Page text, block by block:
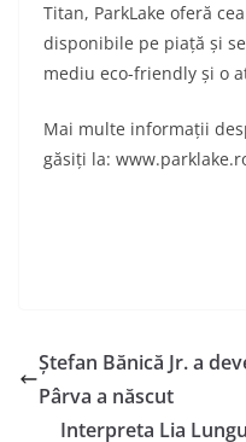
Titan, ParkLake oferă
disponibile pe piață și
mediu eco-friendly și o
Mai multe informații
găsiți la:
Ștefan Bănică Jr. a
Pârva a născut
Interpreta Lia